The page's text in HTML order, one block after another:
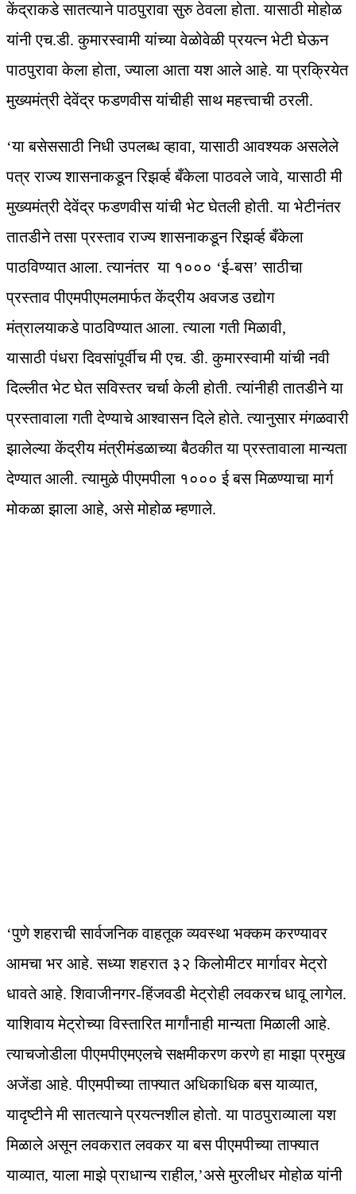
केंद्राकडे सातत्याने पाठपुरावा सुरु ठेवला होता. यासाठी मोहोळ
यांनी एच.डी. कुमारस्वामी यांच्या वेळोवेळी प्रयत्न भेटी घेऊन
पाठपुरावा केला होता, ज्याला आता यश आले आहे. या प्रक्रियेत
मुख्यमंत्री देवेंद्र फडणवीस यांचीही साथ महत्त्वाची ठरली.
‘या बसेससाठी निधी उपलब्ध व्हावा, यासाठी आवश्यक असलेले
पत्र राज्य शासनाकडून रिझर्व्ह बँकेला पाठवले जावे, यासाठी मी
मुख्यमंत्री देवेंद्र फडणवीस यांची भेट घेतली होती. या भेटीनंतर
तातडीने तसा प्रस्ताव राज्य शासनाकडून रिझर्व्ह बँकेला
पाठविण्यात आला. त्यानंतर या १००० ‘ई-बस’ साठीचा
प्रस्ताव पीएमपीएमलमार्फत केंद्रीय अवजड उद्योग
मंत्रालयाकडे पाठविण्यात आला. त्याला गती मिळावी,
यासाठी पंधरा दिवसांपूर्वीच मी एच. डी. कुमारस्वामी यांची नवी
दिल्लीत भेट घेत सविस्तर चर्चा केली होती. त्यांनीही तातडीने या
प्रस्तावाला गती देण्याचे आश्वासन दिले होते. त्यानुसार मंगळवारी
झालेल्या केंद्रीय मंत्रीमंडळाच्या बैठकीत या प्रस्तावाला मान्यता
देण्यात आली. त्यामुळे पीएमपीला १००० ई बस मिळण्याचा मार्ग
मोकळा झाला आहे, असे मोहोळ म्हणाले.
‘पुणे शहराची सार्वजनिक वाहतूक व्यवस्था भक्कम करण्यावर
आमचा भर आहे. सध्या शहरात ३२ किलोमीटर मार्गावर मेट्रो
धावते आहे. शिवाजीनगर-हिंजवडी मेट्रोही लवकरच धावू लागेल.
याशिवाय मेट्रोच्या विस्तारित मार्गांनाही मान्यता मिळाली आहे.
त्याचजोडीला पीएमपीएमएलचे सक्षमीकरण करणे हा माझा प्रमुख
अजेंडा आहे. पीएमपीच्या ताफ्यात अधिकाधिक बस याव्यात,
यादृष्टीने मी सातत्याने प्रयत्नशील होतो. या पाठपुराव्याला यश
मिळाले असून लवकरात लवकर या बस पीएमपीच्या ताफ्यात
याव्यात, याला माझे प्राधान्य राहील,’असे मुरलीधर मोहोळ यांनी